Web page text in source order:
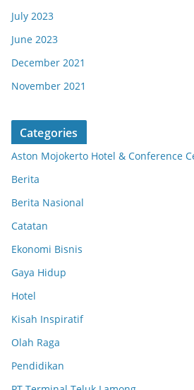
July 2023
June 2023
December 2021
November 2021
Categories
Aston Mojokerto Hotel & Conference
Berita
Berita Nasional
Catatan
Ekonomi Bisnis
Gaya Hidup
Hotel
Kisah Inspiratif
Olah Raga
Pendidikan